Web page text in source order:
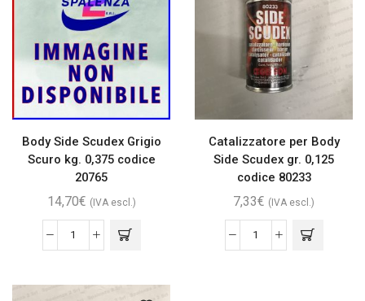
Body Side Scudex Grigio
Scuro kg. 0,375 codice
20765
14,70€ (IVA escl.)
Catalizzatore per Body
Side Scudex gr. 0,125
codice 80233
7,33€ (IVA escl.)